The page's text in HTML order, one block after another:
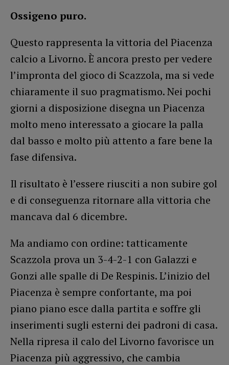
Ossigeno puro.
Questo rappresenta la vittoria del Piacenza
calcio a Livorno. È ancora presto per vedere
l’impronta del gioco di Scazzola, ma si vede
chiaramente il suo pragmatismo. Nei pochi
giorni a disposizione disegna un Piacenza
molto meno interessato a giocare la palla
dal basso e molto più attento a fare bene la
fase difensiva.
Il risultato è l’essere riusciti a non subire gol
e di conseguenza ritornare alla vittoria che
mancava dal 6 dicembre.
Ma andiamo con ordine: tatticamente
Scazzola prova un 3-4-2-1 con Galazzi e
Gonzi alle spalle di De Respinis. L’inizio del
Piacenza è sempre confortante, ma poi
piano piano esce dalla partita e soffre gli
inserimenti sugli esterni dei padroni di casa.
Nella ripresa il calo del Livorno favorisce un
Piacenza più aggressivo, che cambia